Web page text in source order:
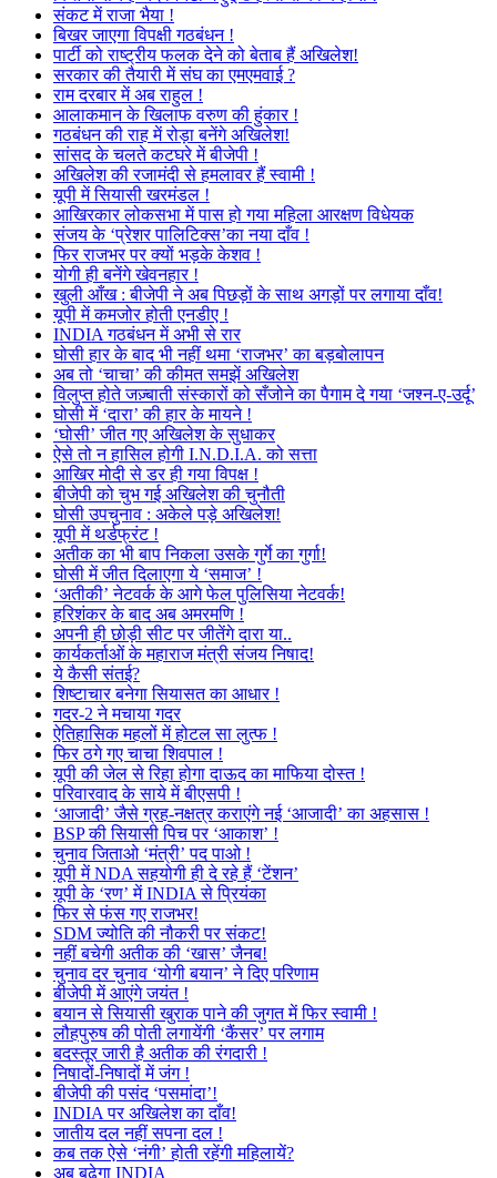
संकट में राजा भैया !
बिखर जाएगा विपक्षी गठबंधन !
पार्टी को राष्ट्रीय फलक देने को बेताब हैं अखिलेश!
सरकार की तैयारी में संघ का एमएमवाई ?
राम दरबार में अब राहुल !
आलाकमान के खिलाफ वरुण की हुंकार !
गठबंधन की राह में रोड़ा बनेंगे अखिलेश!
सांसद के चलते कटघरे में बीजेपी !
अखिलेश की रजामंदी से हमलावर हैं स्वामी !
यूपी में सियासी खरमंडल !
आखिरकार लोकसभा में पास हो गया महिला आरक्षण विधेयक
संजय के ‘प्रेशर पालिटिक्स’का नया दाँव !
फिर राजभर पर क्यों भड़के केशव !
योगी ही बनेंगे खेवनहार !
खुली आँख : बीजेपी ने अब पिछड़ों के साथ अगड़ों पर लगाया दाँव!
यूपी में कमजोर होती एनडीए !
INDIA गठबंधन में अभी से रार
घोसी हार के बाद भी नहीं थमा ‘राजभर’ का बड़बोलापन
अब तो ‘चाचा’ की कीमत समझें अखिलेश
विलुप्त होते जज़्बाती संस्कारों को सँजोने का पैगाम दे गया ‘जश्न-ए-उर्दू’
घोसी में ‘दारा’ की हार के मायने !
‘घोसी’ जीत गए अखिलेश के सुधाकर
ऐसे तो न हासिल होगी I.N.D.I.A. को सत्ता
आखिर मोदी से डर ही गया विपक्ष !
बीजेपी को चुभ गई अखिलेश की चुनौती
घोसी उपचुनाव : अकेले पड़े अखिलेश!
यूपी में थर्डफ्रंट !
अतीक का भी बाप निकला उसके गुर्गे का गुर्गा!
घोसी में जीत दिलाएगा ये ‘समाज’ !
‘अतीकी’ नेटवर्क के आगे फेल पुलिसिया नेटवर्क!
हरिशंकर के बाद अब अमरमणि !
अपनी ही छोड़ी सीट पर जीतेंगे दारा या..
कार्यकर्ताओं के महाराज मंत्री संजय निषाद!
ये कैसी संतई?
शिष्टाचार बनेगा सियासत का आधार !
गदर-2 ने मचाया गदर
ऐतिहासिक महलों में होटल सा लुत्फ !
फिर ठगे गए चाचा शिवपाल !
यूपी की जेल से रिहा होगा दाऊद का माफिया दोस्त !
परिवारवाद के साये में बीएसपी !
‘आजादी’ जैसे ग्रह-नक्षत्र कराएंगे नई ‘आजादी’ का अहसास !
BSP की सियासी पिच पर ‘आकाश’ !
चुनाव जिताओ ‘मंत्री’ पद पाओ !
यूपी में NDA सहयोगी ही दे रहे हैं ‘टेंशन’
यूपी के ‘रण’ में INDIA से प्रियंका
फिर से फंस गए राजभर!
SDM ज्योति की नौकरी पर संकट!
नहीं बचेगी अतीक की ‘खास’ जैनब!
चुनाव दर चुनाव ‘योगी बयान’ ने दिए परिणाम
बीजेपी में आएंगे जयंत !
बयान से सियासी खुराक पाने की जुगत में फिर स्वामी !
लौहपुरुष की पोती लगायेंगी ‘कैंसर’ पर लगाम
बदस्तूर जारी है अतीक की रंगदारी !
निषादों-निषादों में जंग !
बीजेपी की पसंद ‘पसमांदा’!
INDIA पर अखिलेश का दाँव!
जातीय दल नहीं सपना दल !
कब तक ऐसे ‘नंगी’ होती रहेंगी महिलायें?
अब बढ़ेगा INDIA